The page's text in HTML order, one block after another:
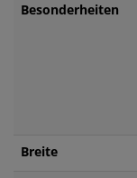
Besonderheiten
Breite